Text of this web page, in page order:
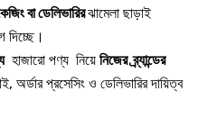
বা ডেলিভারিরঝামেলা ছাড়াই
দিচ্ছে।
হাজারো পণ্য নিয়ে নিজের ব্র্যান্ডের
প্রসেসিং ও ডেলিভারির দায়িত্ব